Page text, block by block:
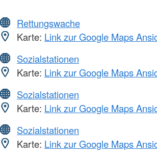
Rettungswache
Karte: Link zur Google Maps
Sozialstationen
Karte: Link zur Google Maps
Sozialstationen
Karte: Link zur Google Maps
Sozialstationen
Karte: Link zur Google Maps